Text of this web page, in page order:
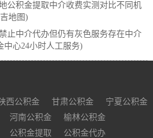
公积金提取中介收费实测对比不同机
地图)
止中介代办但仍有灰色服务存在中介
中心24小时人工服务)
西公积金 甘肃公积金
宁夏公积金
河南公积金
榆林公积金
公积金提取
公积金代办